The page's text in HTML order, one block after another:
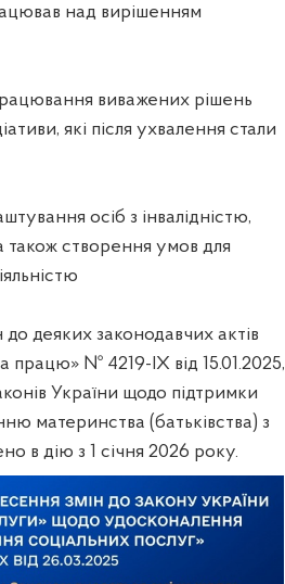
над вирішенням
виважених рішень
які після ухвалення стали
осіб з інвалідністю,
також створення умов для
деяких законодавчих актів
працю» № 4219-IX від 15.01.2025,
України щодо підтримки
материнства (батьківства) з
в дію з 1 січня 2026 року.